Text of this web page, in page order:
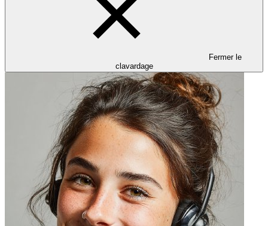
Fermer le
clavardage